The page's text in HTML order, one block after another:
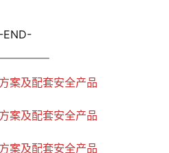
-END-
案及配套安全产品
案及配套安全产品
案及配套安全产品